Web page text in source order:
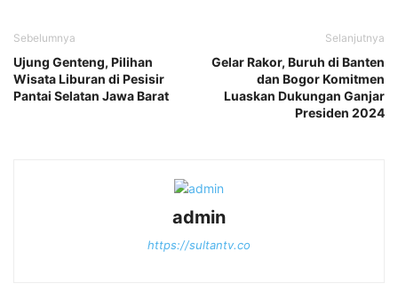
Sebelumnya
Ujung Genteng, Pilihan
Wisata Liburan di Pesisir
Pantai Selatan Jawa Barat
Selanjutnya
Gelar Rakor, Buruh di Banten
dan Bogor Komitmen
Luaskan Dukungan Ganjar
Presiden 2024
admin
https://sultantv.co